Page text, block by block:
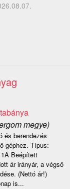
megye)
és berendezés
géphez. Típus:
Beépített
ár irányár, a végső
(Nettó ár!)
is...